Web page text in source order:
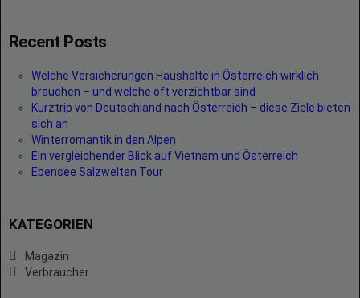
Recent Posts
Welche Versicherungen Haushalte in Österreich wirklich
brauchen – und welche oft verzichtbar sind
Kurztrip von Deutschland nach Österreich – diese Ziele bieten
sich an
Winterromantik in den Alpen
Ein vergleichender Blick auf Vietnam und Österreich
Ebensee Salzwelten Tour
KATEGORIEN
Magazin
Verbraucher